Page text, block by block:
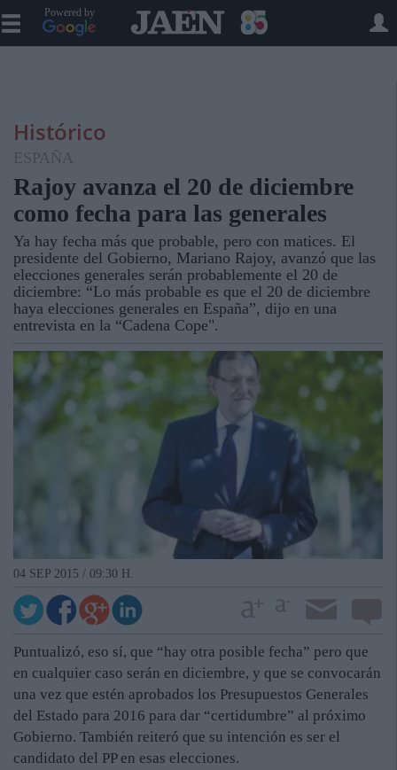
Powered by
Histórico
ESPAÑA
Rajoy avanza el 20 de diciembre
como fecha para las generales
Ya hay fecha más que probable, pero con matices. El
presidente del Gobierno, Mariano Rajoy, avanzó que las
elecciones generales serán probablemente el 20 de
diciembre: “Lo más probable es que el 20 de diciembre
haya elecciones generales en España”, dijo en una
entrevista en la “Cadena Cope".
04 SEP 2015 / 09:30 H.
Puntualizó, eso sí, que “hay otra posible fecha” pero que
en cualquier caso serán en diciembre, y que se convocarán
una vez que estén aprobados los Presupuestos Generales
del Estado para 2016 para dar “certidumbre” al próximo
Gobierno. También reiteró que su intención es ser el
candidato del PP en esas elecciones.